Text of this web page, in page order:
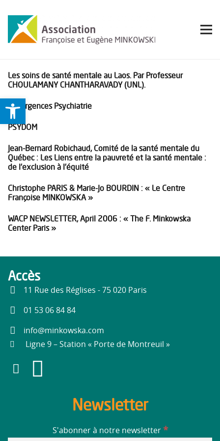
Les soins de santé mentale au Laos. Par Professeur
CHOULAMANY CHANTHARAVADY (UNL).
UP Urgences Psychiatrie
PSYDOM
Jean-Bernard Robichaud, Comité de la santé mentale du
Québec : Les Liens entre la pauvreté et la santé mentale :
de l’exclusion à l’équité
Christophe PARIS & Marie-Jo BOURDIN : « Le Centre
Françoise MINKOWSKA »
WACP NEWSLETTER, April 2006 : « The F. Minkowska
Center Paris »
Accès
11 Rue des Réglises - 75 020 Paris
01 53 06 84 84
info@minkowska.com
Ligne 9 – Station « Porte de Montreuil »
Newsletter
S'abonner à notre newsletter *
Ouvrir la barre d’outils